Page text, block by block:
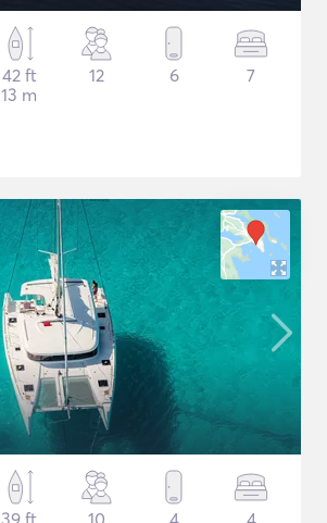
42 ft
13 m
12 6 7
39 ft
10 4 4